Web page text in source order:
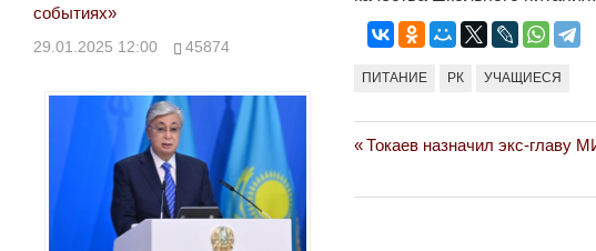
ПИТАНИЕ РК УЧАЩИЕСЯ
Навигация
по
Previous
Токаев назначил экс-главу
событиях»
29.01.2025 12:00 45874